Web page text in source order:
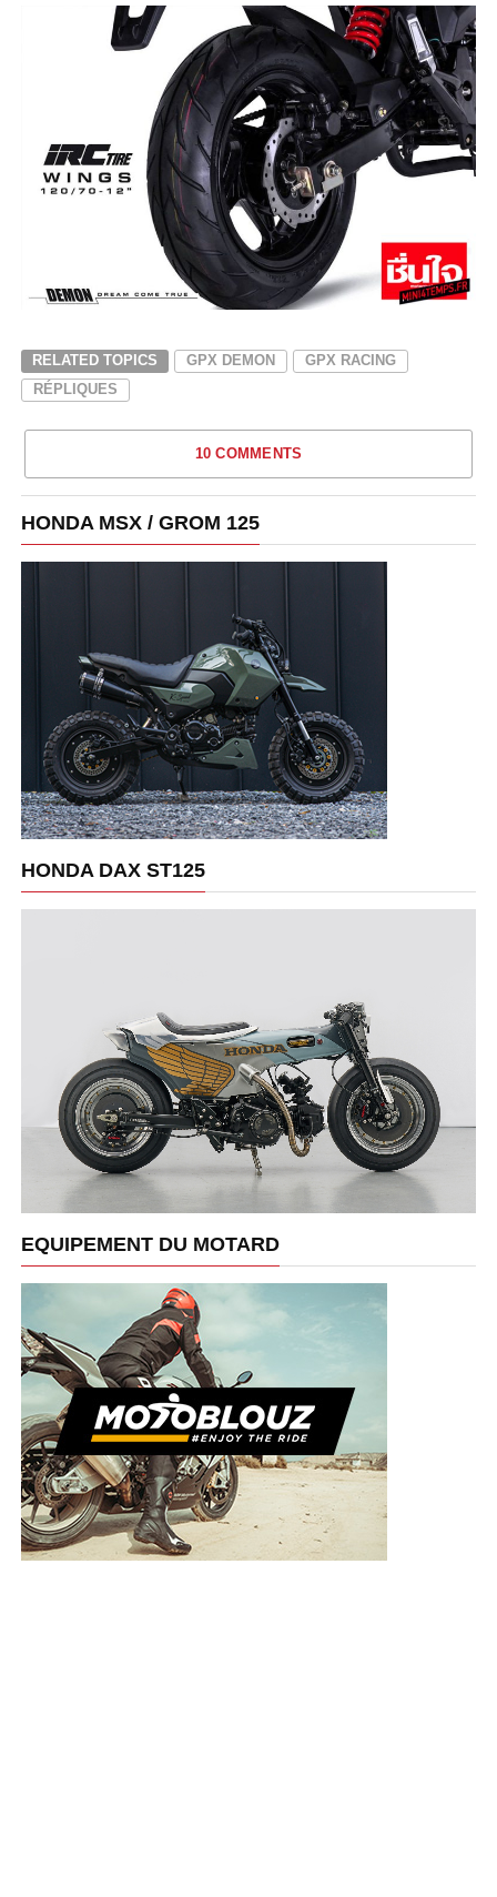
RELATED TOPICS GPX DEMON
GPX RACING
RÉPLIQUES
10 COMMENTS
HONDA MSX / GROM 125
HONDA DAX ST125
EQUIPEMENT DU MOTARD